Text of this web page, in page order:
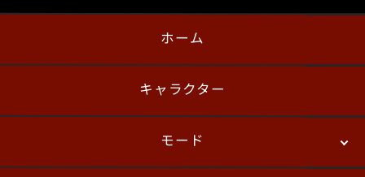
English
ホーム
キャラクター
モード